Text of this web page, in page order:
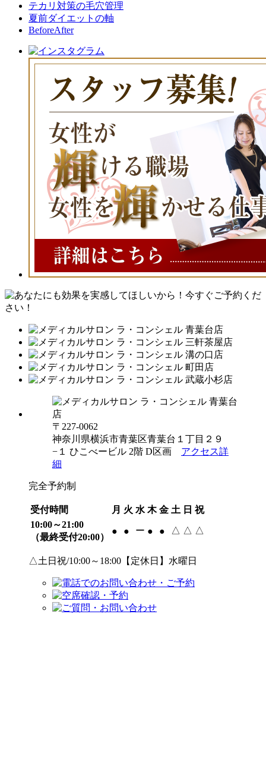
テカリ対策の毛穴管理
夏前ダイエットの軸
BeforeAfter
〒227-0062
神奈川県横浜市青葉区青葉台１丁目２９
−１ ひこべービル 2階 D区画 アクセス詳
細
完全予約制
受付時間 月 火 水 木 金 土 日 祝
10:00～21:00
（最終受付20:00）
● ● ー ● ● △ △ △
△土日祝/10:00～18:00【定休日】水曜日